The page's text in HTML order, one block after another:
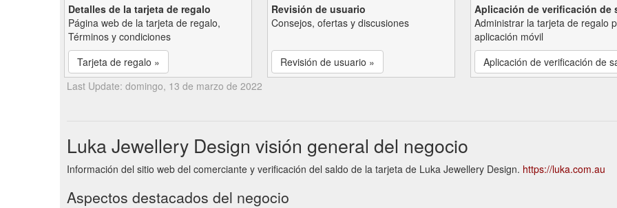
Detalles de la tarjeta de regalo
Página web de la tarjeta de regalo,
Términos y condiciones
Tarjeta de regalo »
Revisión de usuario
Consejos, ofertas y discusiones
Revisión de usuario »
Aplicación de verificación de
Administrar la tarjeta de regalo
aplicación móvil
Aplicación de verificación de
Last Update: domingo, 13 de marzo de 2022
Luka Jewellery Design visión general del negocio
Información del sitio web del comerciante y verificación del saldo de la tarjeta de Luka Jewellery Design. https://luka.com.au
Aspectos destacados del negocio